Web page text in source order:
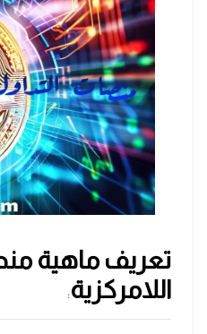
تعريف ماهية
اللامركزية: